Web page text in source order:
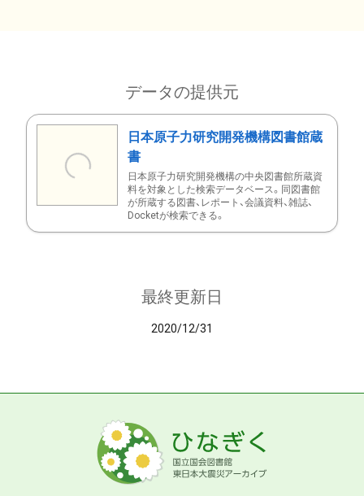
データの提供元
日本原子力研究開発機構図書館蔵
書
日本原子力研究開発機構の中央図書館所蔵資
料を対象とした検索データベース。同図書館
が所蔵する図書、レポート、会議資料、雑誌、
Docketが検索できる。
最終更新日
2020/12/31